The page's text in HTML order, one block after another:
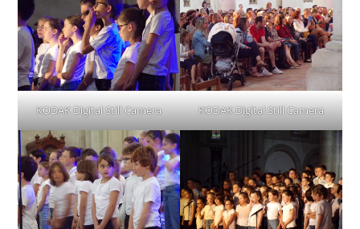
KODAK Digital Still Camera KODAK Digital Still Camera